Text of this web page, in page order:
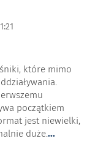
które mimo
początkiem
jest niewielki,
duże....